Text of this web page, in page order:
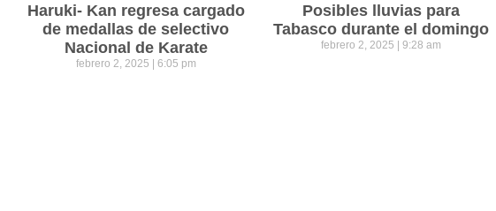
Haruki- Kan regresa cargado
de medallas de selectivo
Nacional de Karate
febrero 2, 2025 6:05 pm
Posibles lluvias para
Tabasco durante el domingo
febrero 2, 2025 9:28 am